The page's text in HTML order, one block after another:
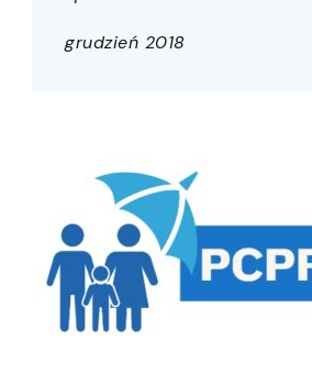
grudzień 2018